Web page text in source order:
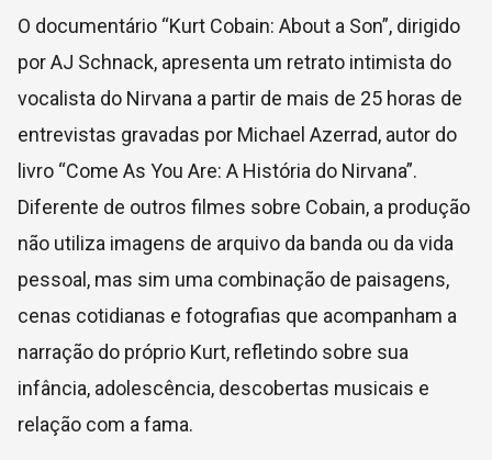
O documentário “Kurt Cobain: About a Son”, dirigido
por AJ Schnack, apresenta um retrato intimista do
vocalista do Nirvana a partir de mais de 25 horas de
entrevistas gravadas por Michael Azerrad, autor do
livro “Come As You Are: A História do Nirvana”.
Diferente de outros filmes sobre Cobain, a produção
não utiliza imagens de arquivo da banda ou da vida
pessoal, mas sim uma combinação de paisagens,
cenas cotidianas e fotografias que acompanham a
narração do próprio Kurt, refletindo sobre sua
infância, adolescência, descobertas musicais e
relação com a fama.